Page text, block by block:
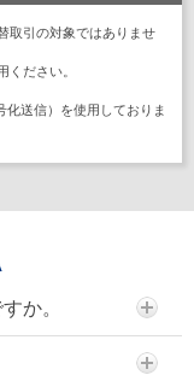
取引の対象ではありませ
ください。
化送信）を使用しておりま
か。